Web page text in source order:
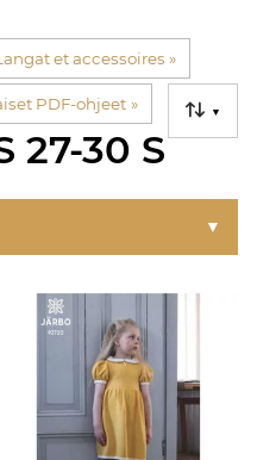
et accessoires ‪»
PDF-ohjeet ‪» ▼
27-30 S
▼